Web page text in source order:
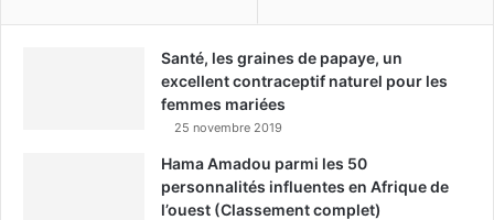
Santé, les graines de papaye, un
excellent contraceptif naturel pour les
femmes mariées
25 novembre 2019
Hama Amadou parmi les 50
personnalités influentes en Afrique de
l’ouest (Classement complet)